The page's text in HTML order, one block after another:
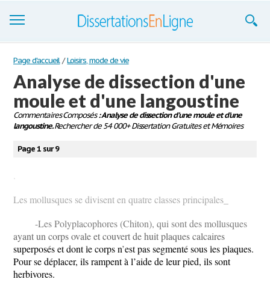
Dissertations
S'inscrire
Se connecter
Contactez-nous
Page d'accueil / Loisirs, mode de vie
Analyse de dissection d'une
moule et d'une langoustine
Commentaires Composés: Analyse de dissection d'une moule et d'une
langoustine.Rechercher de 54 000+ Dissertation Gratuites et Mémoires
Page 1 sur 9
Les mollusques se divisent en quatre classes principales_
-Les Polyplacophores (Chiton), qui sont des mollusques
ayant un corps ovale et couvert de huit plaques calcaires
superposés et dont le corps n’est pas segmenté sous les plaques.
Pour se déplacer, ils rampent à l’aide de leur pied, ils sont
herbivores.